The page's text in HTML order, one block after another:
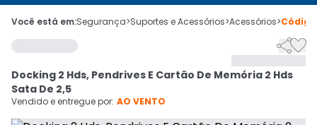
 Olá. Acesse sua conta
 Departamentos
Cupons
CADASTRE-SE
Você está em:Segurança>Suportes e Acessórios>Acessórios>

Docking 2 Hds, Pendrives E Cartão De Memória 2 Hds
Sata De 2,5
Vendido e entregue por: AO VENTO